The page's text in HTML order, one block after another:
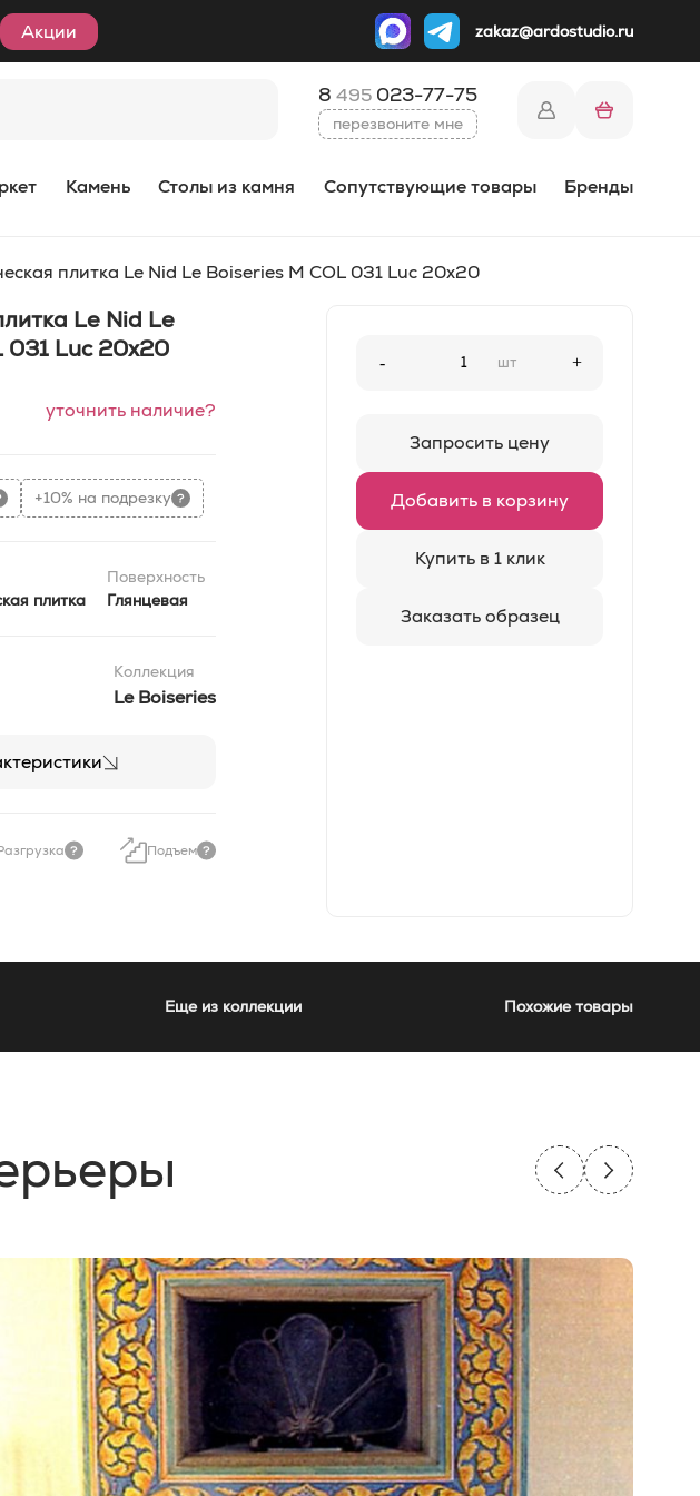
Акции zakaz@ardostudio.ru
8 495 023-77-75
перезвоните мне
Камень Столы из камня Сопутствующие товары Бренды
плитка Le Nid Le Boiseries M COL 031 Luc 20x20
Le Nid Le
031 Luc 20x20
уточнить наличие?
+10% на подрезку
плитка
Поверхность
Глянцевая
Коллекция
Le Boiseries
Подъем
- шт +
Запросить цену
Добавить в корзину
Купить в 1 клик
Заказать образец
Еще из коллекции Похожие товары